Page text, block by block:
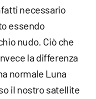
necessario
essendo
nudo. Ciò che
la differenza
normale Luna
il nostro satellite